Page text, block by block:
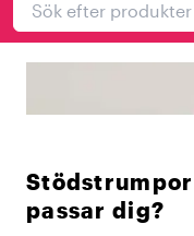
passar dig?